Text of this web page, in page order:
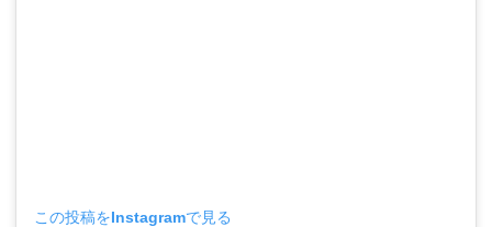
この投稿をInstagramで見る